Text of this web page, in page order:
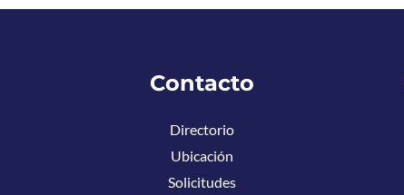
Contacto
Directorio
Ubicación
Solicitudes